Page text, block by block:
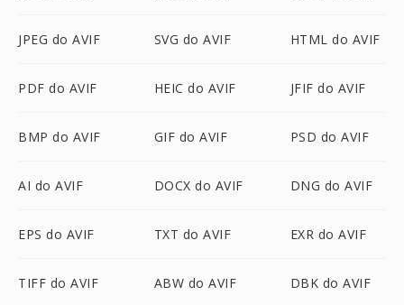
JPEG do AVIF SVG do AVIF HTML do AVIF
PDF do AVIF HEIC do AVIF JFIF do AVIF
BMP do AVIF GIF do AVIF PSD do AVIF
AI do AVIF DOCX do AVIF DNG do AVIF
EPS do AVIF TXT do AVIF EXR do AVIF
TIFF do AVIF ABW do AVIF DBK do AVIF